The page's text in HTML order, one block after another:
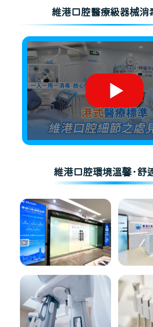
維港口腔醫療級器械消
維港口腔環境溫馨·舒